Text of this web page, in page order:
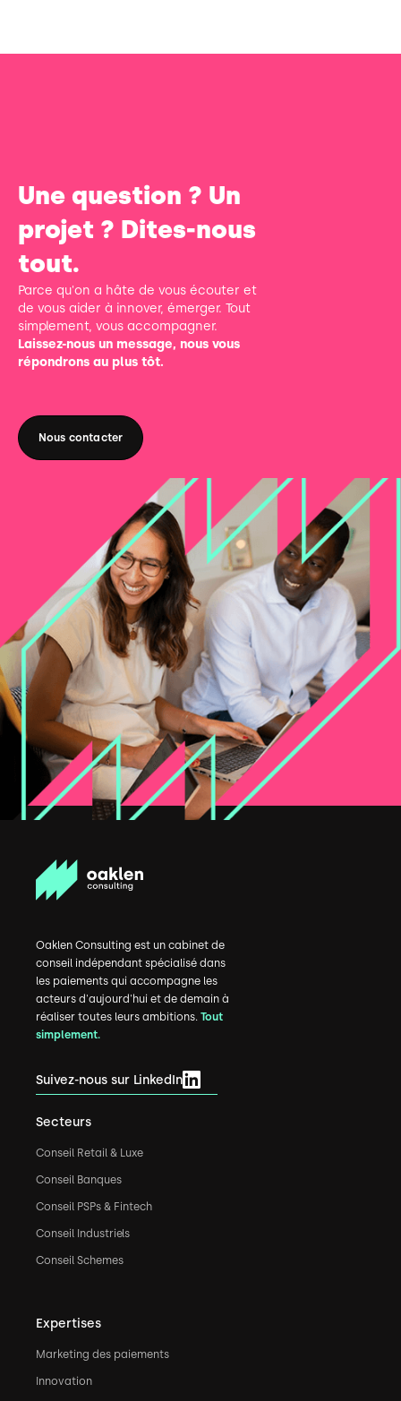
Une question ? Un
projet ? Dites-nous
tout.
Parce qu'on a hâte de vous écouter et
de vous aider à innover, émerger. Tout
simplement, vous accompagner.
Laissez-nous un message, nous vous
répondrons au plus tôt.
Nous contacter
Oaklen Consulting est un cabinet de
conseil indépendant spécialisé dans
les paiements qui accompagne les
acteurs d'aujourd'hui et de demain à
réaliser toutes leurs ambitions. Tout
simplement.
Suivez-nous sur LinkedIn
Secteurs
Conseil Retail & Luxe
Conseil Banques
Conseil PSPs & Fintech
Conseil Industriels
Conseil Schemes
Expertises
Marketing des paiements
Innovation